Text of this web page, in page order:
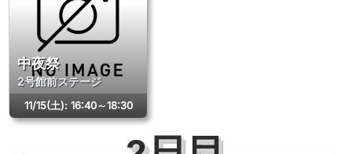
中夜祭
2号館前ステージ
11/15(土): 16:40～18:30